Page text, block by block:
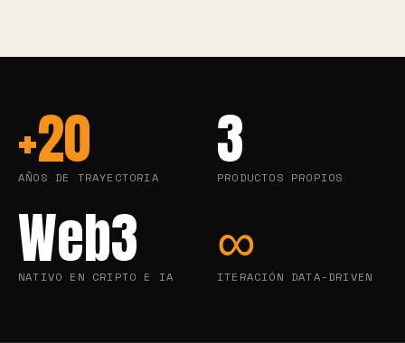
+20
AÑOS DE TRAYECTORIA 3
PRODUCTOS PROPIOS
Web3
NATIVO EN CRIPTO E IA ∞
ITERACIÓN DATA-DRIVEN